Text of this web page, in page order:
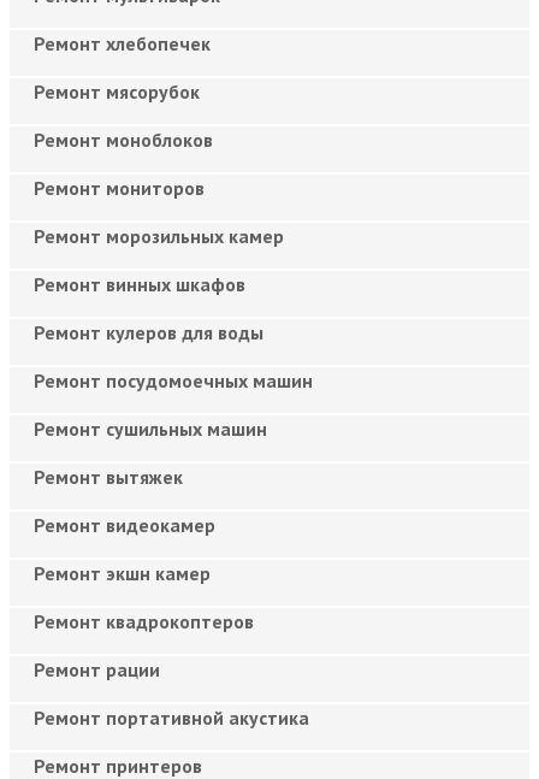
Ремонт хлебопечек
Ремонт мясорубок
Ремонт моноблоков
Ремонт мониторов
Ремонт морозильных камер
Ремонт винных шкафов
Ремонт кулеров для воды
Ремонт посудомоечных машин
Ремонт сушильных машин
Ремонт вытяжек
Ремонт видеокамер
Ремонт экшн камер
Ремонт квадрокоптеров
Ремонт рации
Ремонт портативной акустика
Ремонт принтеров